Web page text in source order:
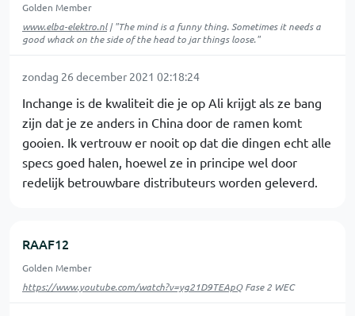
Golden Member
www.elba-elektro.nl| "The mind is a funny thing. Sometimes it needs a
good whack on the side of the head to jar things loose."
zondag 26 december 2021 02:18:24
Inchange is de kwaliteit die je op Ali krijgt als ze bang
zijn dat je ze anders in China door de ramen komt
gooien. Ik vertrouw er nooit op dat die dingen echt alle
specs goed halen, hoewel ze in principe wel door
redelijk betrouwbare distributeurs worden geleverd.
RAAF12
Golden Member
https://www.youtube.com/watch?v=yg21D9TEApQFase 2 WEC